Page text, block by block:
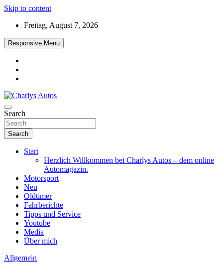
Skip to content
Freitag, August 7, 2026
Responsive Menu
Charlys Autos
Das neue Automagazin – global. regional. informativ. interaktiv
Search
Search
Start
Herzlich Willkommen bei Charlys Autos – dem online
Automagazin.
Motorsport
Neu
Oldtimer
Fahrberichte
Tipps und Service
Youtube
Media
Über mich
Allgemein